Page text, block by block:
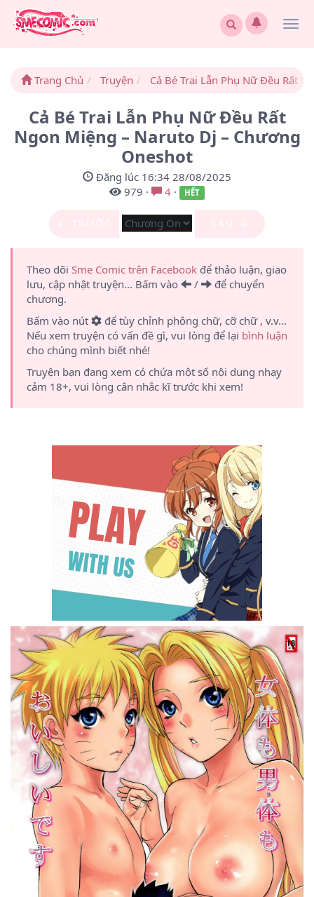
Trang Chủ Truyện Cả Bé Trai Lẫn Phụ Nữ Đều Rất
Cả Bé Trai Lẫn Phụ Nữ Đều Rất
Ngon Miệng – Naruto Dj – Chương
Oneshot
Đăng lúc 16:34 28/08/2025
979 · 4 · HẾT
Theo dõi Sme Comic trên Facebook để thảo luận, giao
lưu, cập nhật truyện... Bấm vào
/
để chuyển
chương.
Bấm vào nút
để tùy chỉnh phông chữ, cỡ chữ , v.v...
Nếu xem truyện có vấn đề gì, vui lòng để lại bình luận
cho chúng mình biết nhé!
Truyện bạn đang xem có chứa một số nội dung nhạy
cảm 18+, vui lòng cân nhắc kĩ trước khi xem!